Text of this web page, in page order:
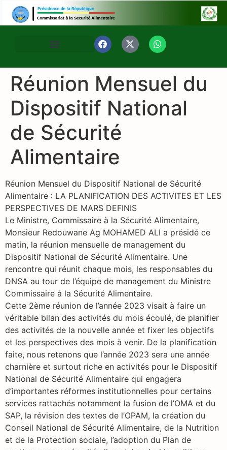
Réunion Mensuel du
Dispositif National
de Sécurité
Alimentaire
Réunion Mensuel du Dispositif National de Sécurité
Alimentaire : LA PLANIFICATION DES ACTIVITES ET LES
PERSPECTIVES DE MARS DEFINIS
Le Ministre, Commissaire à la Sécurité Alimentaire,
Monsieur Redouwane Ag MOHAMED ALI a présidé ce
matin, la réunion mensuelle de management du
Dispositif National de Sécurité Alimentaire. Une
rencontre qui réunit chaque mois, les responsables du
DNSA au tour de l’équipe de management du Ministre
Commissaire à la Sécurité Alimentaire.
Cette 2ème réunion de l’année 2023 visait à faire un
véritable bilan des activités du mois écoulé, de planifier
des activités de la nouvelle année et fixer les objectifs
et les perspectives des mois à venir. De la planification
faite, nous retenons que l’année 2023 sera une année
charnière et surtout riche en activités pour le Dispositif
National de Sécurité Alimentaire qui engagera
d’importantes réformes institutionnelles pour certains
services rattachés notamment la fusion de l’OMA et du
SAP, la révision des textes de l’OPAM, la création du
Conseil National de Sécurité Alimentaire, de la Nutrition
et de la Protection sociale, l’adoption du Plan de